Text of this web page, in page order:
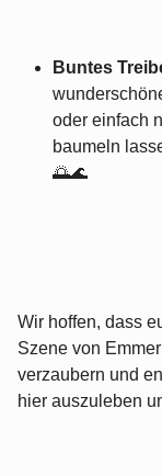
Buntes
oder einfach
baumeln
🌅🌊
Wir hoffen, dass
Szene von
verzaubern und
hier auszuleben